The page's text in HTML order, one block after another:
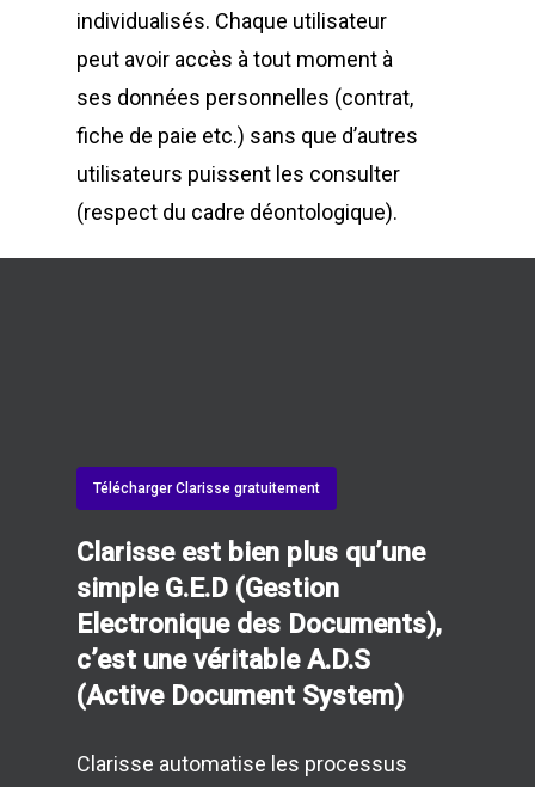
individualisés. Chaque utilisateur
peut avoir accès à tout moment à
ses données personnelles (contrat,
fiche de paie etc.) sans que d’autres
utilisateurs puissent les consulter
(respect du cadre déontologique).
Télécharger Clarisse gratuitement
Clarisse est bien plus qu’une
simple G.E.D (Gestion
Electronique des Documents),
c’est une véritable A.D.S
(Active Document System)
Clarisse automatise les processus